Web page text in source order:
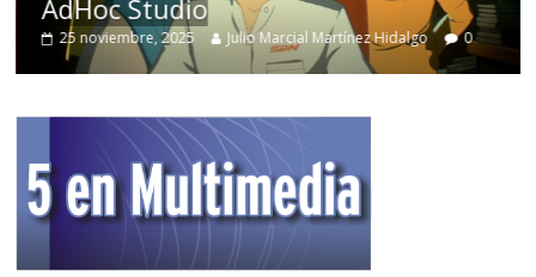
AdHoc Studio
25 noviembre, 2025 Julio Marcial Martínez Hidalgo 0